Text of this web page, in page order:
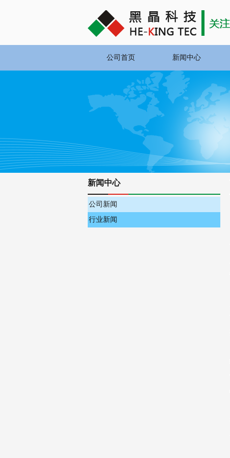
公司首页 新闻中心
新闻中心
公司新闻
行业新闻